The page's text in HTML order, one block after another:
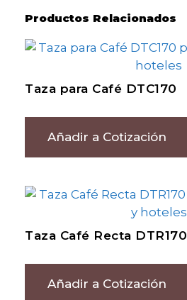
Productos Relacionados
Taza para Café DTC170
Añadir a Cotización
Taza Café Recta DTR170
Añadir a Cotización